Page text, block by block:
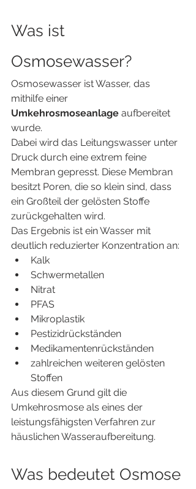
Was ist
Osmosewasser?
Osmosewasser ist Wasser, das
mithilfe einer
Umkehrosmoseanlage aufbereitet
wurde.
Dabei wird das Leitungswasser unter
Druck durch eine extrem feine
Membran gepresst. Diese Membran
besitzt Poren, die so klein sind, dass
ein Großteil der gelösten Stoffe
zurückgehalten wird.
Das Ergebnis ist ein Wasser mit
deutlich reduzierter Konzentration an:
Kalk
Schwermetallen
Nitrat
PFAS
Mikroplastik
Pestizidrückständen
Medikamentenrückständen
zahlreichen weiteren gelösten
Stoffen
Aus diesem Grund gilt die
Umkehrosmose als eines der
leistungsfähigsten Verfahren zur
häuslichen Wasseraufbereitung.
Was bedeutet Osmose